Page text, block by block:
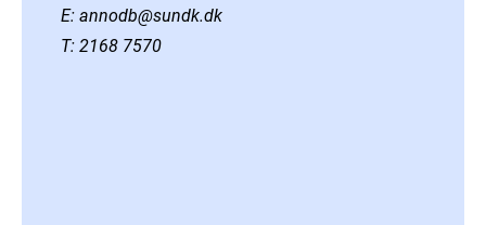
E: annodb@sundk.dk
T: 2168 7570